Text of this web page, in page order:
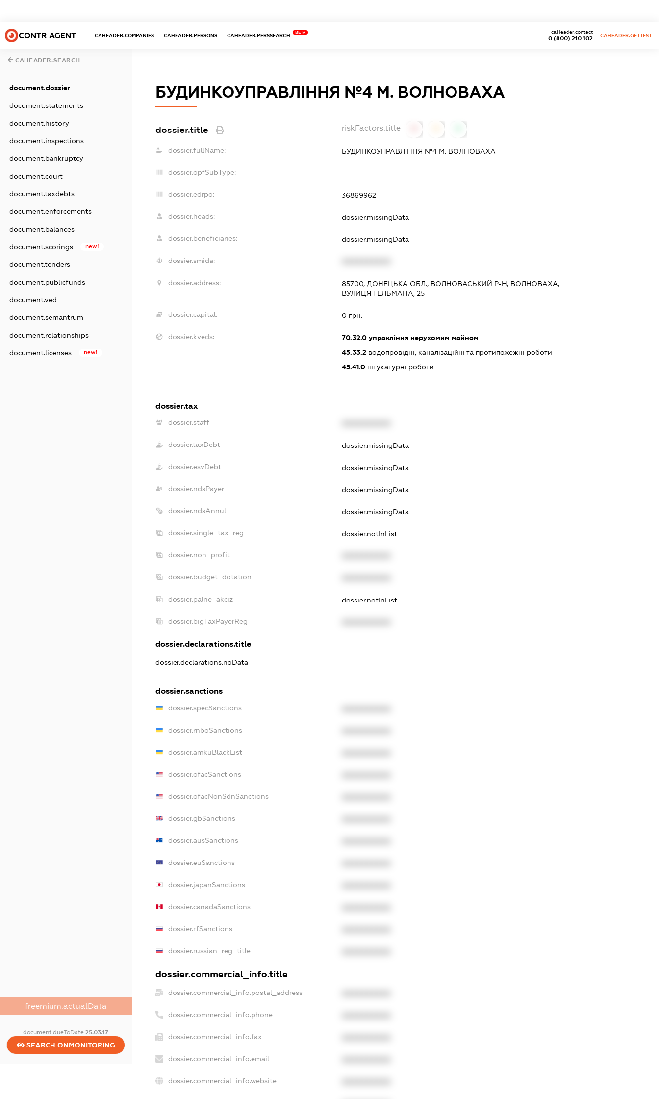
CONTR AGENT CAHEADER.COMPANIES CAHEADER.PERSONS CAHEADER.PERSSEARCH
BETA
0 (800) 210 102
caHeader.contact
CAHEADER.GETTEST
CAHEADER.SEARCH
document.dossier
document.statements
document.history
document.inspections
document.bankruptcy
document.court
document.taxdebts
document.enforcements
document.balances
document.scorings new!
document.tenders
document.publicfunds
document.ved
document.semantrum
document.relationships
document.licenses new!
freemium.actualData
document.dueToDate25.03.17
SEARCH.ONMONITORING
БУДИНКОУПРАВЛІННЯ №4 М. ВОЛНОВАХА
dossier.title riskFactors.title
dossier.fullName: БУДИНКОУПРАВЛІННЯ №4 М. ВОЛНОВАХА
dossier.opfSubType: -
dossier.edrpo: 36869962
dossier.heads: dossier.missingData
dossier.beneficiaries: dossier.missingData
dossier.smida:
dossier.address:
85700, ДОНЕЦЬКА ОБЛ., ВОЛНОВАСЬКИЙ Р-Н, ВОЛНОВАХА,
ВУЛИЦЯ ТЕЛЬМАНА, 25
dossier.capital: 0 грн.
dossier.kveds: 70.32.0 управління нерухомим майном
45.33.2 водопровідні, каналізаційні та протипожежні роботи
45.41.0 штукатурні роботи
dossier.tax
dossier.staff
dossier.taxDebt dossier.missingData
dossier.esvDebt dossier.missingData
dossier.ndsPayer dossier.missingData
dossier.ndsAnnul dossier.missingData
dossier.single_tax_reg dossier.notInList
dossier.non_profit
dossier.budget_dotation
dossier.palne_akciz dossier.notInList
dossier.bigTaxPayerReg
dossier.declarations.title
dossier.declarations.noData
dossier.sanctions
dossier.specSanctions
dossier.rnboSanctions
dossier.amkuBlackList
dossier.ofacSanctions
dossier.ofacNonSdnSanctions
dossier.gbSanctions
dossier.ausSanctions
dossier.euSanctions
dossier.japanSanctions
dossier.canadaSanctions
dossier.rfSanctions
dossier.russian_reg_title
dossier.commercial_info.title
dossier.commercial_info.postal_address
dossier.commercial_info.phone
dossier.commercial_info.fax
dossier.commercial_info.email
dossier.commercial_info.website